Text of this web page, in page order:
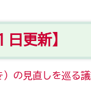
更新】
の見直しを巡る